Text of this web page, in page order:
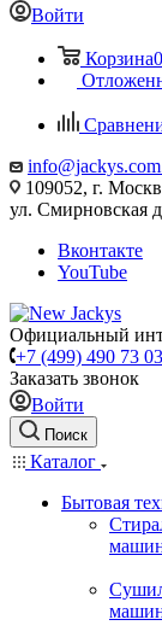
Войти
Корзина0
109052, г.
ул. Смирновская
Вконтакте
YouTube
Официальный
+7 (499) 490 73 03
Заказать звонок
Войти
Поиск
Каталог
Бытовая